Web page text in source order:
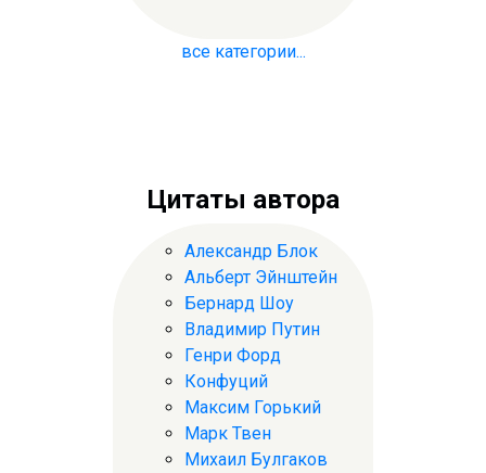
все категории...
Цитаты автора
Александр Блок
Альберт Эйнштейн
Бернард Шоу
Владимир Путин
Генри Форд
Конфуций
Максим Горький
Марк Твен
Михаил Булгаков